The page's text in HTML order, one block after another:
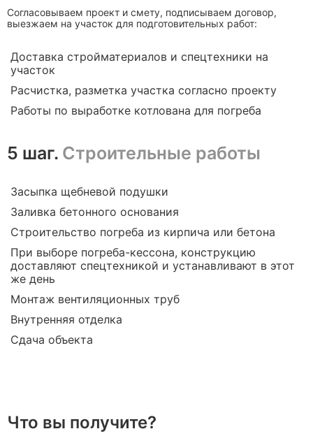
Согласовываем проект и смету, подписываем договор,
выезжаем на участок для подготовительных работ:
Доставка стройматериалов и спецтехники на
участок
Расчистка, разметка участка согласно проекту
Работы по выработке котлована для погреба
5 шаг. Строительные работы
Засыпка щебневой подушки
Заливка бетонного основания
Строительство погреба из кирпича или бетона
При выборе погреба-кессона, конструкцию
доставляют спецтехникой и устанавливают в этот
же день
Монтаж вентиляционных труб
Внутренняя отделка
Сдача объекта
Что вы получите?